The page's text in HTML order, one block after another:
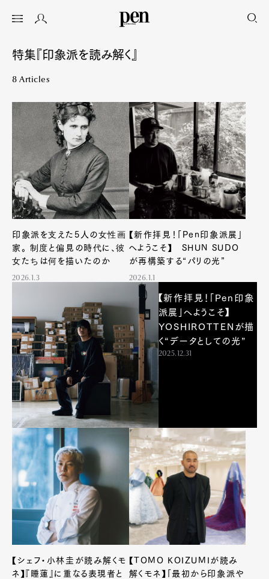
特集『印象派を読み解く』
8 Articles
印象派を支えた5人の女性画
家。 制度と偏見の時代に、彼
女たちは何を描いたのか
2026.1.3
【新作拝見！「Pen印象派展」
へようこそ】 SHUN SUDO
が再構築する“パリの光”
2026.1.1
【新作拝見！「Pen印象
派展」へようこそ】
YOSHIROTTENが描
く“データとしての光”
2025.12.31
【シェフ・小林圭が読み解くモ
ネ】『睡蓮』に重なる表現者と
【TOMO KOIZUMIが読み
解くモネ】「最初から印象派や